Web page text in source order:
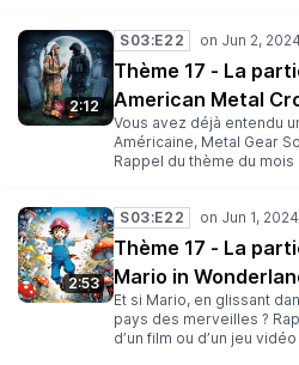
(facultatif) Envoyez le tout
Rejoignez-nous : Sur
Sur Bluesky Sur Twitch
2:12
S03:E22
Thème 17 - La
American Metal
Vous avez déjà entendu
Américaine, Metal Gear
Rappel du thème du mois
2:53
S03:E22
Thème 17 - La
Mario in
Et si Mario, en glissant
pays des merveilles ?
d’un film ou d’un jeu vidéo